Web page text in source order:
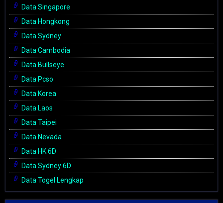
Data Singapore
Data Hongkong
Data Sydney
Data Cambodia
Data Bullseye
Data Pcso
Data Korea
Data Laos
Data Taipei
Data Nevada
Data HK 6D
Data Sydney 6D
Data Togel Lengkap